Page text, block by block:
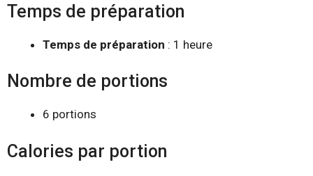
Temps de préparation
Temps de préparation : 1 heure
Nombre de portions
6 portions
Calories par portion